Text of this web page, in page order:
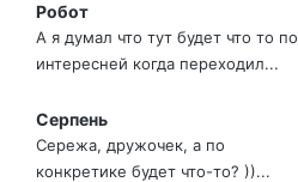
Робот
А я думал что тут будет что то по
интересней когда переходил...
Серпень
Сережа, дружочек, а по
конкретике будет что-то? ))...